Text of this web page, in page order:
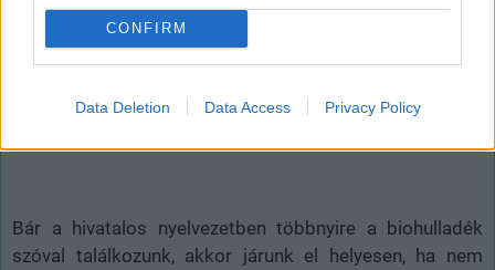
CONFIRM
Data Deletion Data Access Privacy Policy
óriási mértékben járulunk hozzá, hogy tovább
élvezhessük bolygónk vendégszeretetét. 2024-től
növelhetjük ezt a hozzájárulást: a műanyagok, fémek és
a papír mellett a biohulladékot is elkülönítve kell majd
gyűjtenünk - az életbe lépő európai uniós előírás alapján.
Bár a hivatalos nyelvezetben többnyire a biohulladék
szóval találkozunk, akkor járunk el helyesen, ha nem